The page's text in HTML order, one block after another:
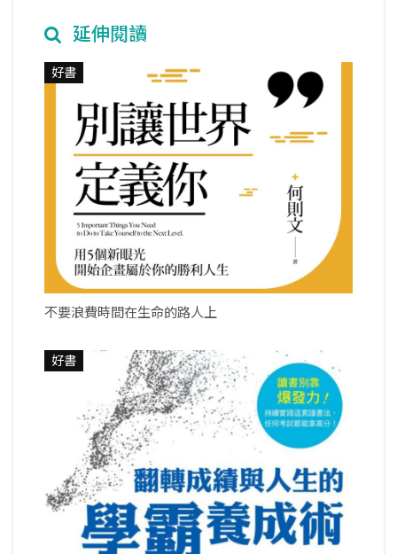
延伸閱讀
好書
不要浪費時間在生命的路人上
好書